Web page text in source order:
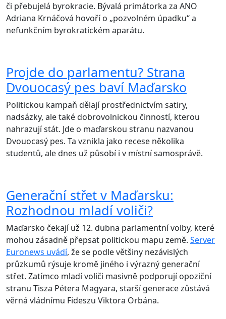
či přebujelá byrokracie. Bývalá primátorka za ANO
Adriana Krnáčová hovoří o „pozvolném úpadku“ a
nefunkčním byrokratickém aparátu.
Projde do parlamentu? Strana
Dvouocasý pes baví Maďarsko
Politickou kampaň dělají prostřednictvím satiry,
nadsázky, ale také dobrovolnickou činností, kterou
nahrazují stát. Jde o maďarskou stranu nazvanou
Dvouocasý pes. Ta vznikla jako recese několika
studentů, ale dnes už působí i v místní samosprávě.
Generační střet v Maďarsku:
Rozhodnou mladí voliči?
Maďarsko čekají už 12. dubna parlamentní volby, které
mohou zásadně přepsat politickou mapu země. Server
Euronews uvádí, že se podle většiny nezávislých
průzkumů rýsuje kromě jiného i výrazný generační
střet. Zatímco mladí voliči masivně podporují opoziční
stranu Tisza Pétera Magyara, starší generace zůstává
věrná vládnímu Fideszu Viktora Orbána.